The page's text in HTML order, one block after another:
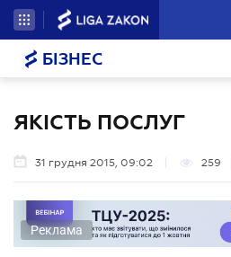
БІЗНЕС
ЯКІСТЬ ПОСЛУГ
31 грудня 2015, 09:02 259
Реклама